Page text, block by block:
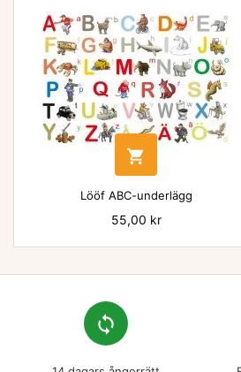

Lööf ABC-underlägg
Pris
55,00 kr
loop